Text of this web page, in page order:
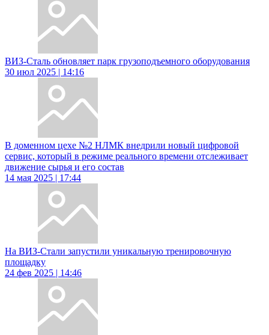
ВИЗ-Сталь обновляет парк грузоподъемного оборудования
30 июл 2025 | 14:16
В доменном цехе №2 НЛМК внедрили новый цифровой
сервис, который в режиме реального времени отслеживает
движение сырья и его состав
14 мая 2025 | 17:44
На ВИЗ-Стали запустили уникальную тренировочную
площадку
24 фев 2025 | 14:46